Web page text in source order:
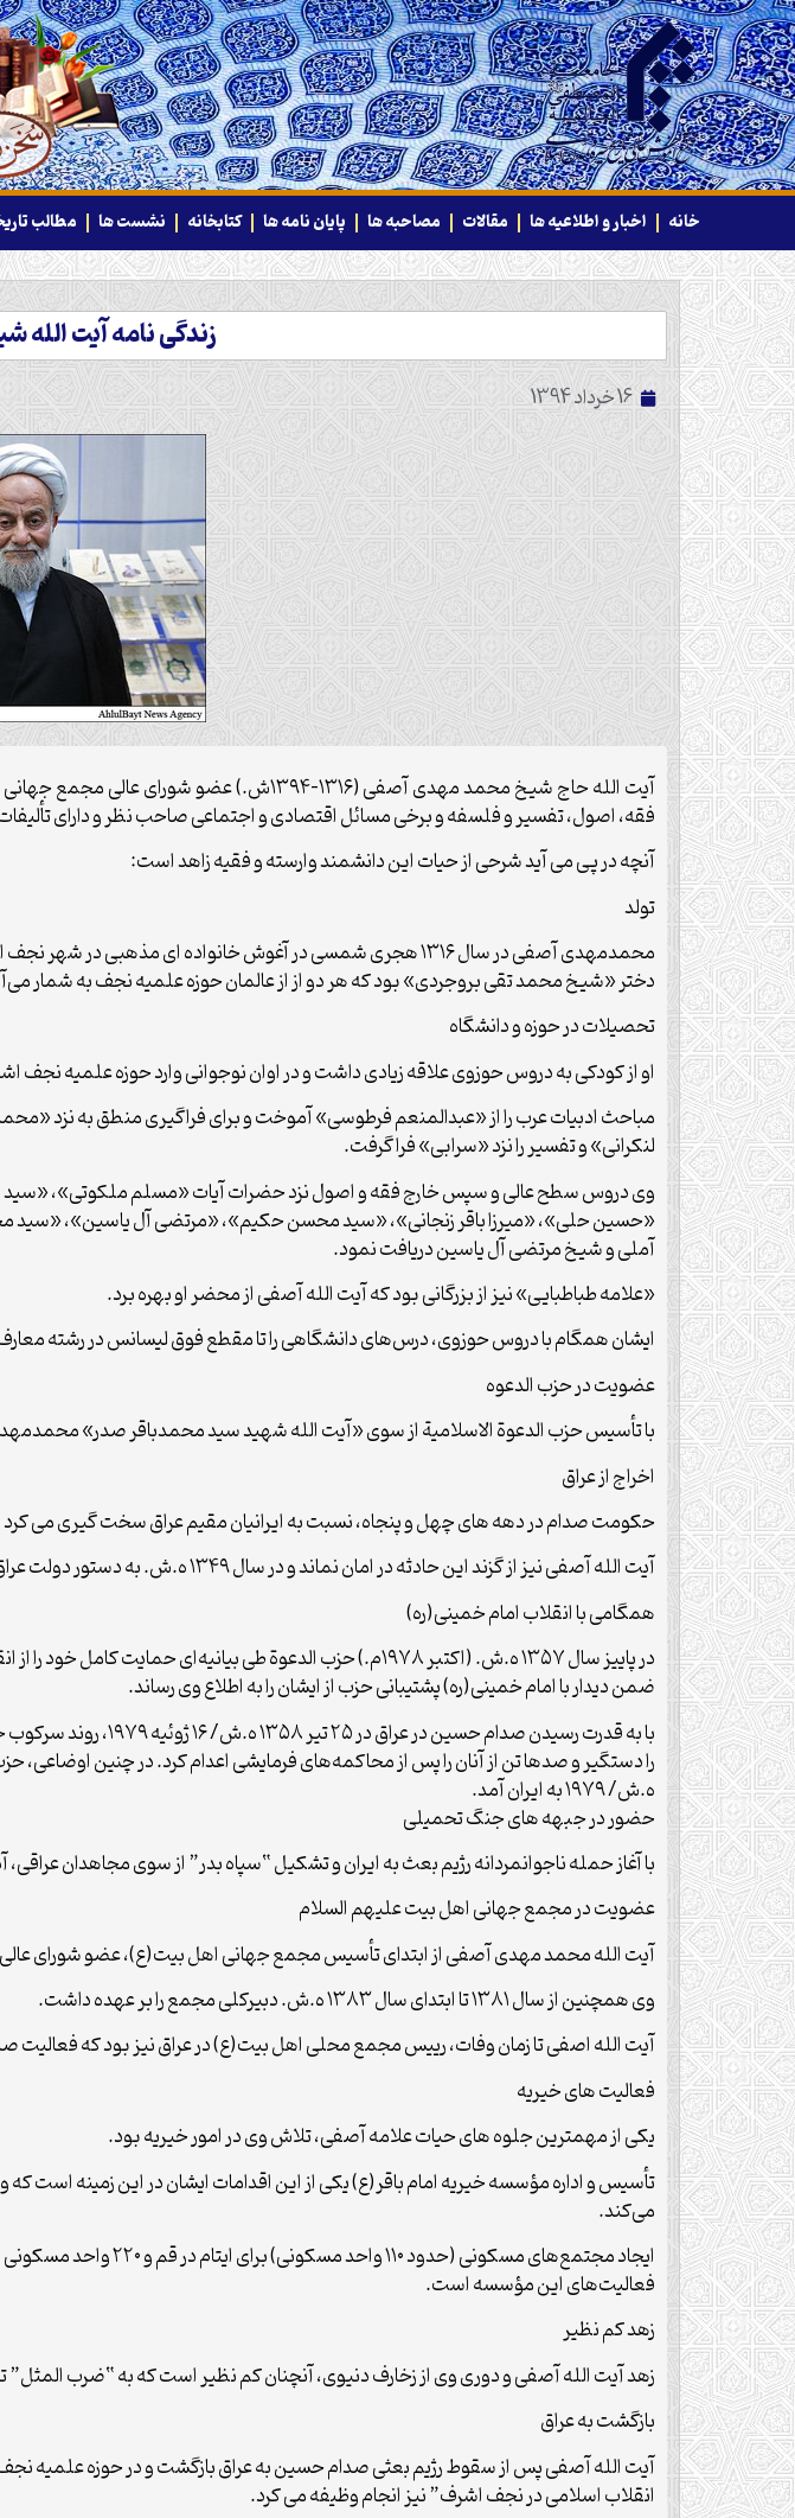
خانه اخبار و اطلاعیه ها مقالات مصاحبه ها پایان نامه ها کتابخانه نشست ها مطالب
زندگی نامه آیت
16 خرداد 1394
آیت الله حاج شیخ محمد مهدی آصفی (۱۳۱۶-
فقه، اصول، تفسیر و فلسفه و برخی مسائل اقتصادی و اجتماعی صاحب نظر و دارای تألیفات
آنچه در پی می آید شرحی از حیات این دانشمند وارسته و فقیه زاهد است:
تولد
محمدمهدی آصفی در سال ۱۳۱۶ هجری شمسی در آغوش خانواده ای
دختر «شیخ محمد تقی بروجردی» بود که هر دو از از عالمان حوزه علمیه نجف به شمار
تحصیلات در حوزه و دانشگاه
او از کودکی به دروس حوزوی علاقه زیادی داشت و در اوان نوجوانی وارد حوزه علمیه نجف
مباحث ادبیات عرب را از «عبدالمنعم فرطوسی» آموخت و برای فراگیری منطق به نزد
لنکرانی» و تفسیر را نزد «سرابی» فرا گرفت.
وی دروس سطح عالی و سپس خارج فقه و اصول نزد حضرات آیات «مسلم ملکوتی»، «سید
«حسین حلی»، «میرزا باقر زنجانی»، «سید محسن حکیم»، «مرتضی آل یاسین»، «سید
آملی و شیخ مرتضی آل یاسین دریافت نمود.
«علامه طباطبایی» نیز از بزرگانی بود که آیت الله آصفی از محضر او بهره برد.
ایشان همگام با دروس حوزوی، درس‌های دانشگاهی را تا مقطع فوق لیسانس در رشته معارف
عضویت در حزب الدعوه
با تأسیس حزب الدعوة الاسلامیة از سوی «آیت الله شهید سید محمدباقر صدر»
اخراج از عراق
حکومت صدام در دهه های چهل و پنجاه، نسبت به ایرانیان مقیم عراق سخت گیری می کرد و
آیت الله آصفی نیز از گزند این حادثه در امان نماند و در سال ۱۳۴۹ ه.ش. به دستور دولت عراق اخراج شد و سال ها در ایران و کویت زندگی کرد.
همگامی با انقلاب امام خمینی(ره)
در پاییز سال ۱۳۵۷ ه.ش. (اکتبر ۱۹۷۸م.) حزب الدعوة طی
ضمن دیدار با امام خمینی(ره) پشتیبانی حزب از ایشان را به اطلاع وی رساند.
با به قدرت رسیدن
ه.ش/ ۱۹۷۹ به ایران آمد.
حضور در جبهه های جنگ تحمیلی
با آغاز حمله ناجوانمردانه رژیم بعث به ایران و تشکیل “سپاه بدر” از سوی مجاهدان
عضویت در مجمع جهانی اهل بیت علیهم السلام
آیت‌ الله محمد مهدی آصفی از ابتدای تأسیس مجمع جهانی اهل بیت(ع)، عضو شورای
وی همچنین از سال ۱۳۸۱ تا ابتدای سال ۱۳۸۳ ه.ش. دبیرکلی مجمع را بر عهده داشت.
آیت الله اصفی تا زمان وفات، رییس مجمع محلی اهل بیت(ع) در عراق نیز بود که فعالیت
فعالیت های خیریه
یکی از مهمترین جلوه های حیات علامه آصفی، تلاش وی در امور خیریه بود.
می‌کند.
ایجاد مجتمع‌های
فعالیت‌های این مؤسسه است.
زهد کم نظیر
زهد آیت الله آصفی و دوری وی از زخارف دنیوی، آنچنان کم نظیر است که به “ضرب
بازگشت به عراق
آیت الله آصفی پس از سقوط رژیم بعثی صدام حسین به عراق بازگشت و در حوزه
انقلاب اسلامی در نجف اشرف” نیز انجام وظیفه می کرد.